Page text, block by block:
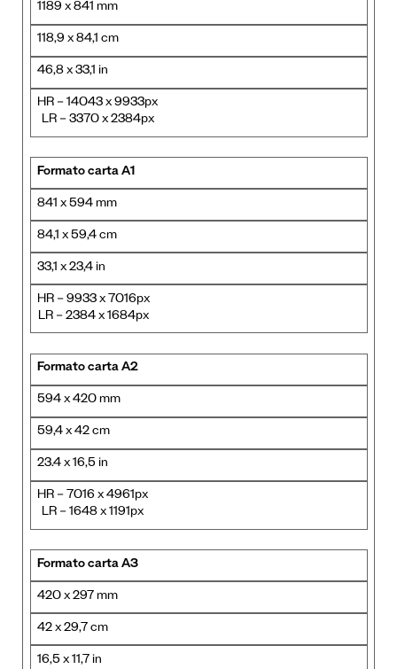
1189 x 841 mm
118,9 x 84,1 cm
46,8 x 33,1 in
HR – 14043 x 9933px
LR – 3370 x 2384px
Formato carta A1
841 x 594 mm
84,1 x 59,4 cm
33,1 x 23,4 in
HR – 9933 x 7016px
LR – 2384 x 1684px
Formato carta A2
594 x 420 mm
59,4 x 42 cm
23.4 x 16,5 in
HR – 7016 x 4961px
LR – 1648 x 1191px
Formato carta A3
420 x 297 mm
42 x 29,7 cm
16,5 x 11,7 in